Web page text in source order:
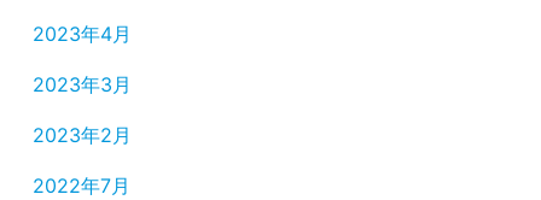
2023年4月
2023年3月
2023年2月
2022年7月